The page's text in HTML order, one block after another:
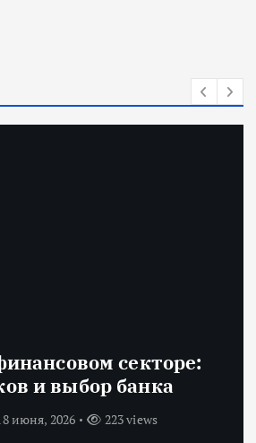
секторе:
и выбор банка
июня, 2026 223 views